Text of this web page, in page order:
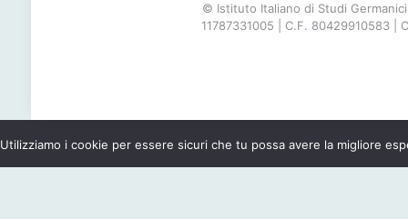
© Istituto Italiano di Studi
11787331005 | C.F. 80429910583 |
Utilizziamo i cookie per essere sicuri che tu possa avere la migliore